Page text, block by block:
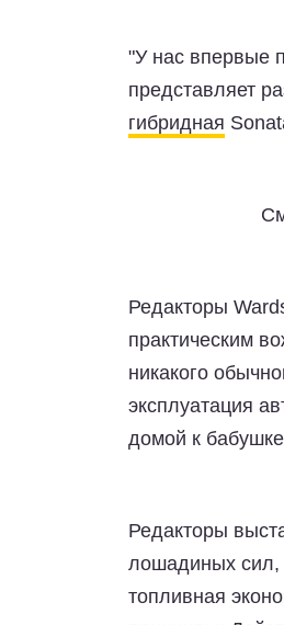
"У нас впервые
представляет
гибридная
Редакторы
практическим
никакого
эксплуатация
домой к
Редакторы
лошадиных сил,
топливная